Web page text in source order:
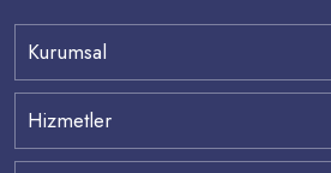
Kurumsal
Hizmetler